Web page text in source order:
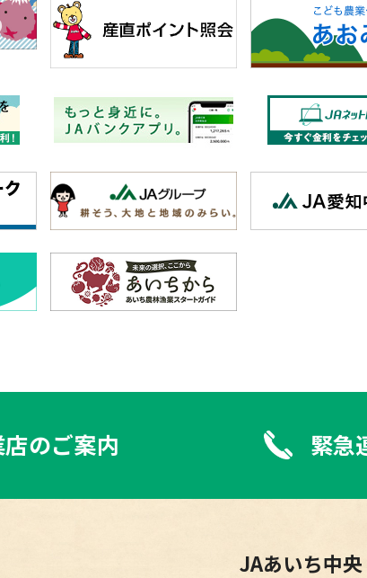
のご案内 緊急
JAあいち中